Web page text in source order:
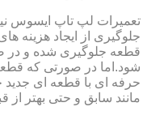
تعمیرات لپ تاپ ایسوس
جلوگیری از ایجاد هزینه
قطعه جلوگیری شده و در
شود.اما در صورتی که
حرفه ای با قطعه ای جدید
مانند سابق و حتی بهتر از